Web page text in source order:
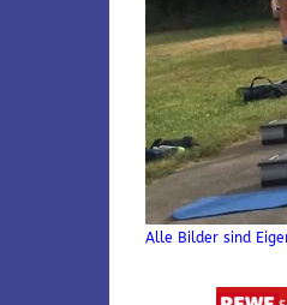
Alle Bilder sind